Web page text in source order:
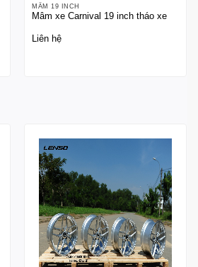
MÂM 19 INCH
Mâm xe Carnival 19 inch tháo xe
Liên hệ